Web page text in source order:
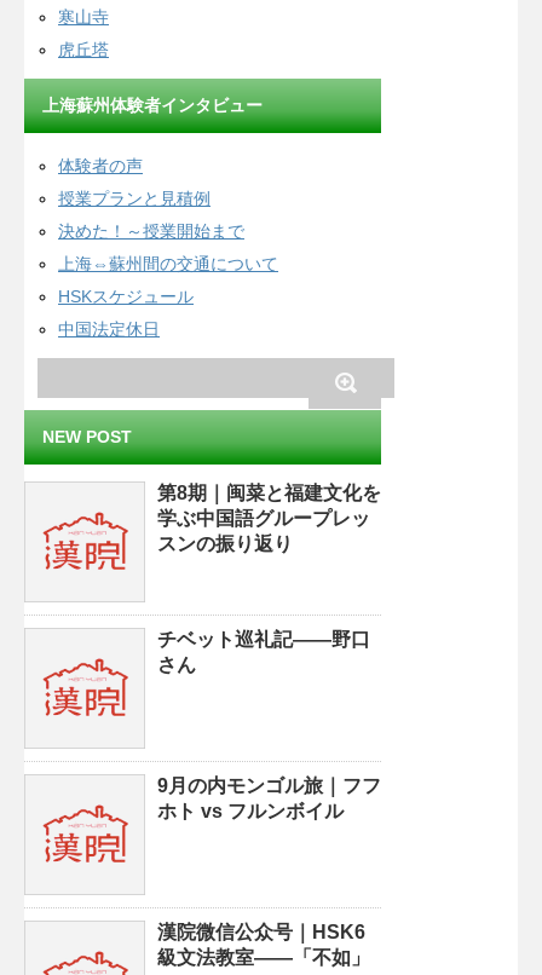
寒山寺
虎丘塔
上海蘇州体験者インタビュー
体験者の声
授業プランと見積例
決めた！～授業開始まで
上海⇔蘇州間の交通について
HSKスケジュール
中国法定休日
NEW POST
第8期｜闽菜と福建文化を
学ぶ中国語グループレッ
スンの振り返り
チベット巡礼記——野口
さん
9月の内モンゴル旅｜フフ
ホト vs フルンボイル
漢院微信公众号｜HSK6
級文法教室——「不如」